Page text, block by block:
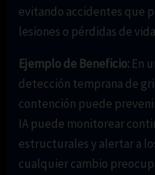
evitando accidentes que
lesiones o pérdidas de
Ejemplo de Beneficio: En
detección temprana de
contención puede
IA puede monitorear
estructurales y alertar a
cualquier cambio